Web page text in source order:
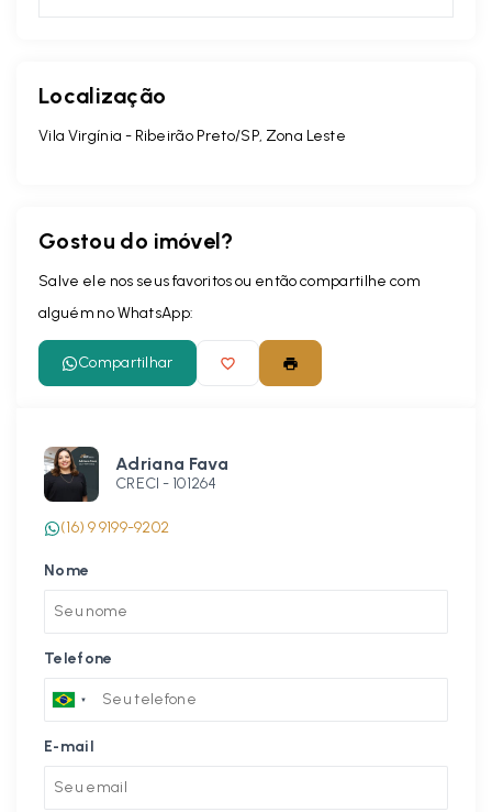
Localização
Vila Virgínia - Ribeirão Preto/SP, Zona Leste
Gostou do imóvel?
Salve ele nos seus favoritos ou então compartilhe com
alguém no WhatsApp:
Compartilhar
Adriana Fava
CRECI - 101264
(16) 9 9199-9202
Nome
Telefone
E-mail